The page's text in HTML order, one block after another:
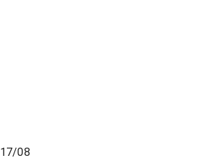
17/08